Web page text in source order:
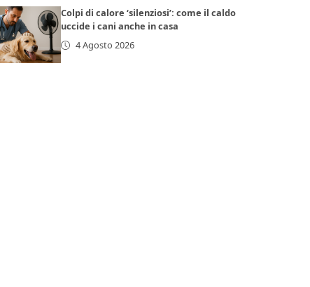
Colpi di calore ‘silenziosi’: come il caldo
uccide i cani anche in casa
4 Agosto 2026